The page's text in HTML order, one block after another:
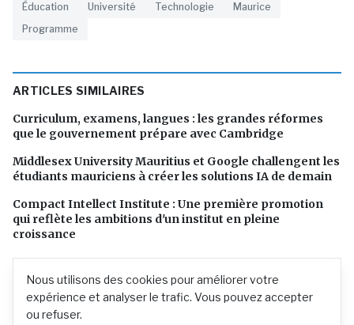
Nous utilisons des cookies pour améliorer votre
expérience et analyser le trafic. Vous pouvez accepter
ou refuser.
Éducation Université Technologie
Maurice
Programme
ARTICLES SIMILAIRES
Curriculum, examens, langues : les grandes réformes
que le gouvernement prépare avec Cambridge
Middlesex University Mauritius et Google challengent les
étudiants mauriciens à créer les solutions IA de demain
Compact Intellect Institute : Une première promotion
qui reflète les ambitions d'un institut en pleine
croissance